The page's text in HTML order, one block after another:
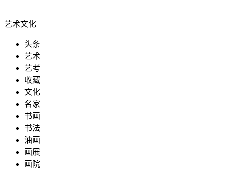
艺术文化
头条
艺术
艺考
收藏
文化
名家
书画
书法
油画
画展
画院